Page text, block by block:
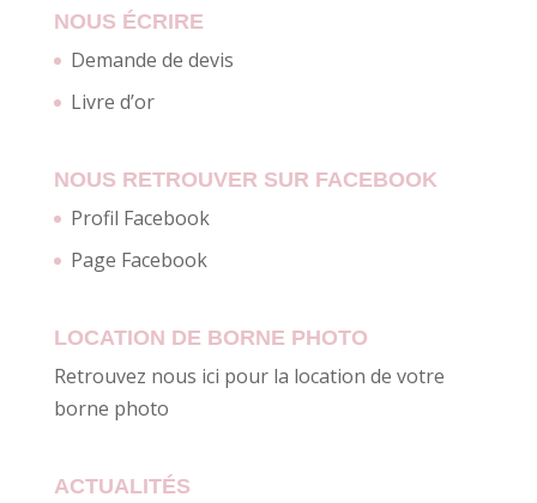
NOUS ÉCRIRE
Demande de devis
Livre d’or
NOUS RETROUVER SUR FACEBOOK
Profil Facebook
Page Facebook
LOCATION DE BORNE PHOTO
Retrouvez nous ici pour la location de votre
borne photo
ACTUALITÉS